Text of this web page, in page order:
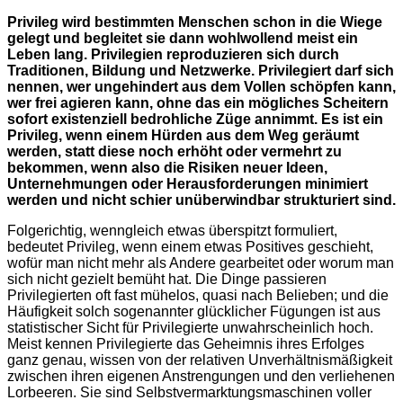
Privileg wird bestimmten Menschen schon in die Wiege
gelegt und begleitet sie dann wohlwollend meist ein
Leben lang. Privilegien reproduzieren sich durch
Traditionen, Bildung und Netzwerke. Privilegiert darf sich
nennen, wer ungehindert aus dem Vollen schöpfen kann,
wer frei agieren kann, ohne das ein mögliches Scheitern
sofort existenziell bedrohliche Züge annimmt. Es ist ein
Privileg, wenn einem Hürden aus dem Weg geräumt
werden, statt diese noch erhöht oder vermehrt zu
bekommen, wenn also die Risiken neuer Ideen,
Unternehmungen oder Herausforderungen minimiert
werden und nicht schier unüberwindbar strukturiert sind.
Folgerichtig, wenngleich etwas überspitzt formuliert,
bedeutet Privileg, wenn einem etwas Positives geschieht,
wofür man nicht mehr als Andere gearbeitet oder worum man
sich nicht gezielt bemüht hat. Die Dinge passieren
Privilegierten oft fast mühelos, quasi nach Belieben; und die
Häufigkeit solch sogenannter glücklicher Fügungen ist aus
statistischer Sicht für Privilegierte unwahrscheinlich hoch.
Meist kennen Privilegierte das Geheimnis ihres Erfolges
ganz genau, wissen von der relativen Unverhältnismäßigkeit
zwischen ihren eigenen Anstrengungen und den verliehenen
Lorbeeren. Sie sind Selbstvermarktungsmaschinen voller